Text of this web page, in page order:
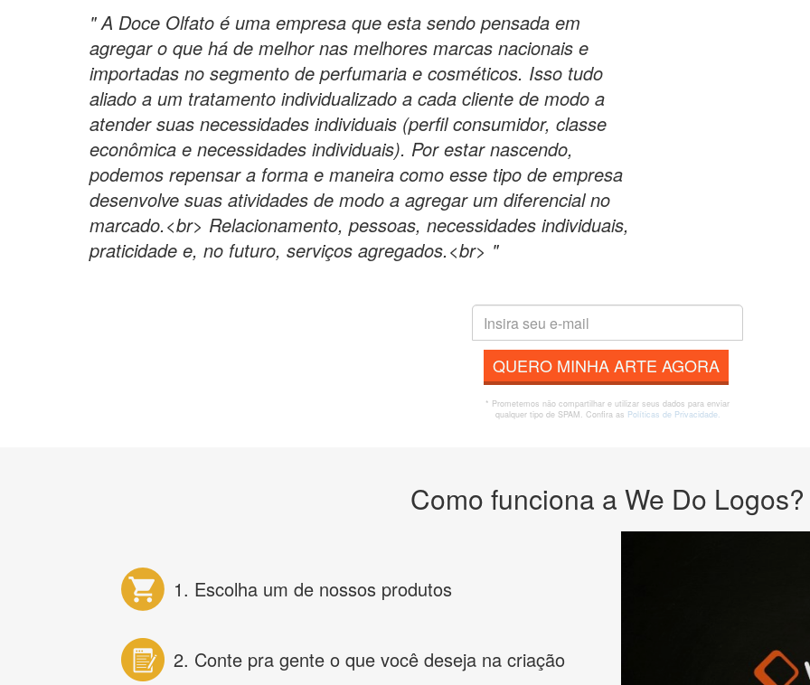
" A Doce Olfato é uma empresa que esta sendo pensada em
agregar o que há de melhor nas melhores marcas nacionais e
importadas no segmento de perfumaria e cosméticos. Isso tudo
aliado a um tratamento individualizado a cada cliente de modo a
atender suas necessidades individuais (perfil consumidor, classe
econômica e necessidades individuais). Por estar nascendo,
podemos repensar a forma e maneira como esse tipo de empresa
desenvolve suas atividades de modo a agregar um diferencial no
marcado.<br> Relacionamento, pessoas, necessidades individuais,
praticidade e, no futuro, serviços agregados.<br> "
QUERO MINHA ARTE AGORA
* Prometemos não compartilhar e utilizar seus dados para enviar
qualquer tipo de SPAM. Confira as Políticas de Privacidade.
Como funciona a We Do Logos?
1. Escolha um de nossos produtos
2. Conte pra gente o que você deseja na criação